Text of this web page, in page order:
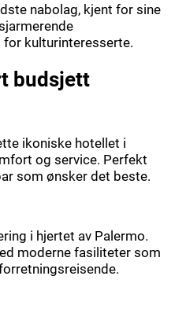
nabolag, kjent for sine
kulturinteresserte.
budsjett
ikoniske hotellet i
og service. Perfekt
som ønsker det beste.
i hjertet av Palermo.
moderne fasiliteter som